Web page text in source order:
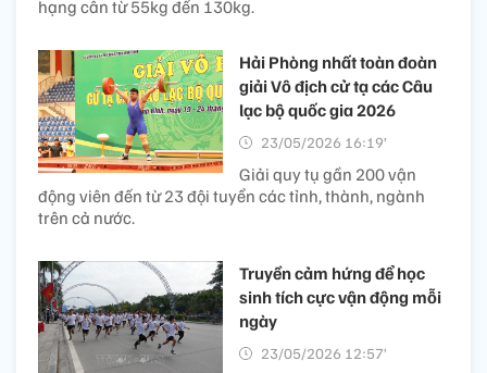
hạng cân từ 55kg đến 130kg.
Hải Phòng nhất toàn đoàn
giải Vô địch cử tạ các Câu
lạc bộ quốc gia 2026
23/05/2026 16:19’
Giải quy tụ gần 200 vận
động viên đến từ 23 đội tuyển các tỉnh, thành, ngành
trên cả nước.
Truyền cảm hứng để học
sinh tích cực vận động mỗi
ngày
23/05/2026 12:57’